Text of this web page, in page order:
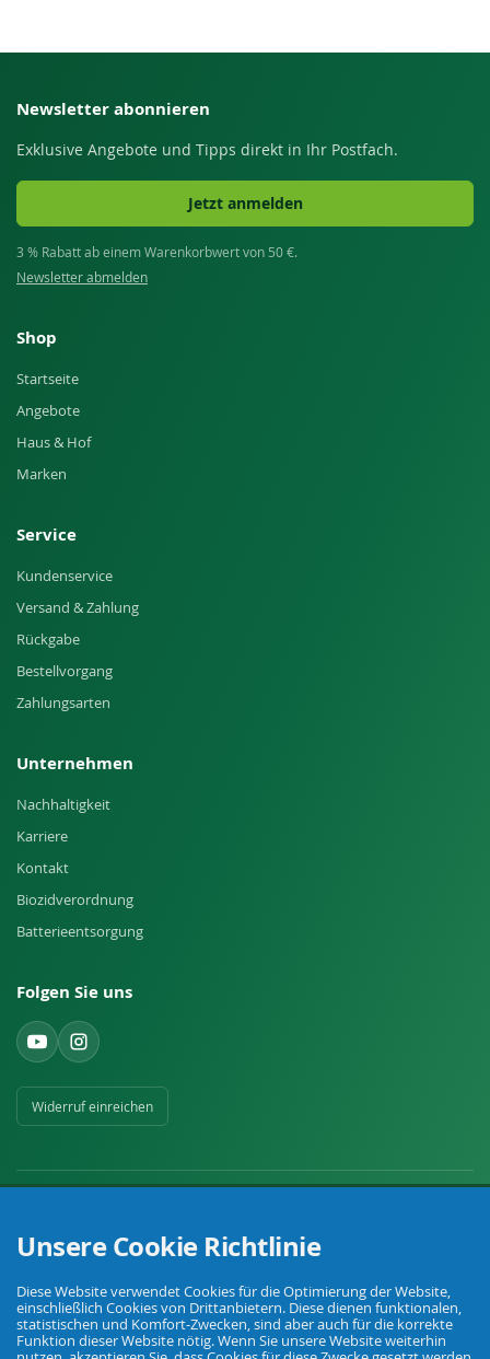
Newsletter abonnieren
Exklusive Angebote und Tipps direkt in Ihr Postfach.
Jetzt anmelden
3 % Rabatt ab einem Warenkorbwert von 50 €.
Newsletter abmelden
Shop
Startseite
Angebote
Haus & Hof
Marken
Service
Kundenservice
Versand & Zahlung
Rückgabe
Bestellvorgang
Zahlungsarten
Unternehmen
Nachhaltigkeit
Karriere
Kontakt
Biozidverordnung
Batterieentsorgung
Folgen Sie uns
Widerruf einreichen
© Agrarking. Alle Rechte vorbehalten.
Unsere Cookie Richtlinie
Diese Website verwendet Cookies für die Optimierung der Website,
einschließlich Cookies von Drittanbietern. Diese dienen funktionalen,
statistischen und Komfort-Zwecken, sind aber auch für die korrekte
Funktion dieser Website nötig. Wenn Sie unsere Website weiterhin